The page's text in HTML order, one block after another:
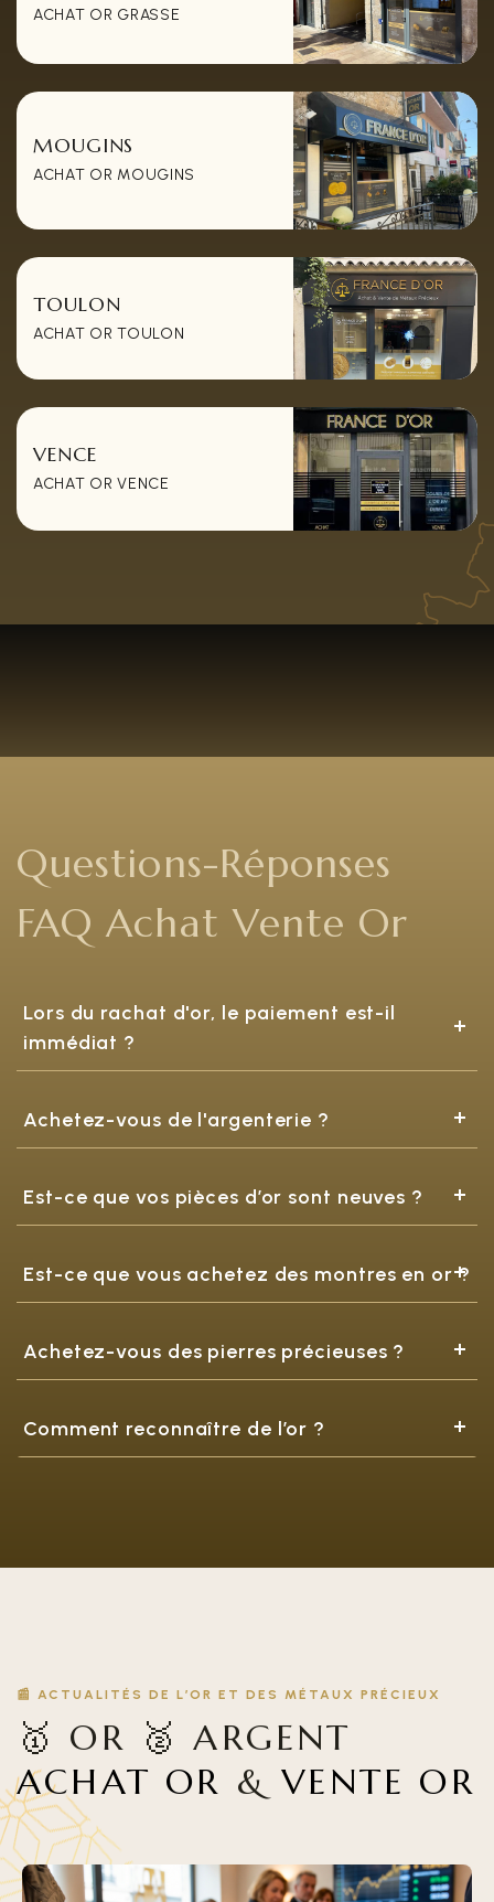
ACHAT OR GRASSE
MOUGINS
ACHAT OR MOUGINS
TOULON
ACHAT OR TOULON
VENCE
ACHAT OR VENCE
Questions-Réponses
FAQ Achat Vente Or
Lors du rachat d'or, le paiement est-il
immédiat ?
Achetez-vous de l'argenterie ?
Est-ce que vos pièces d’or sont neuves ?
Est-ce que vous achetez des montres en or ?
Achetez-vous des pierres précieuses ?
Comment reconnaître de l’or ?
📰 ACTUALITÉS DE L’OR ET DES MÉTAUX PRÉCIEUX
🥇 OR 🥈 ARGENT
ACHAT OR &VENTE OR